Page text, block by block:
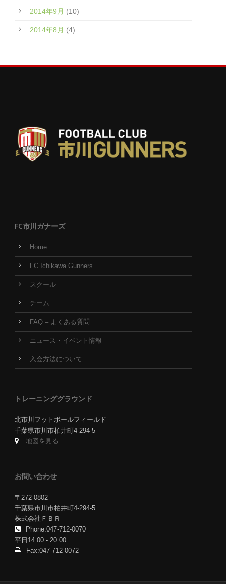
2014年9月 (10)
2014年8月 (4)
FC市川ガナーズ
Home
FC Ichikawa Gunners
スクール
チーム
FAQ – よくある質問
ニュース・イベント情報
入会方法について
トレーニンググラウンド
北市川フットボールフィールド
千葉県市川市柏井町4-294-5
地図を見る
お問い合わせ
〒272-0802
千葉県市川市柏井町4-294-5
株式会社ＦＢＲ
Phone:047-712-0070
平日14:00 - 20:00
Fax:047-712-0072